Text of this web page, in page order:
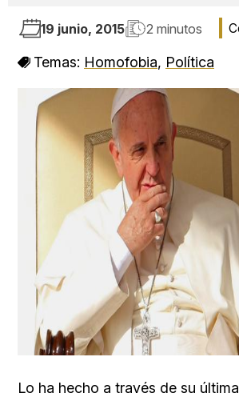
19 junio, 2015 2 minutos
Temas: Homofobia, Política
Lo ha hecho a través de su última